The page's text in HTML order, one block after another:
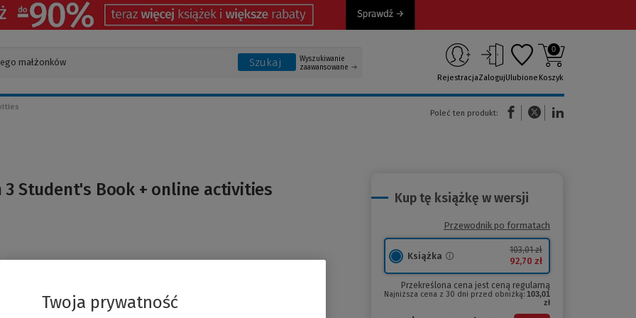
Szukaj
Wyszukiwanie
zaawansowane
RejestracjaZalogujUlubione
0
Koszyk
Poleć ten produkt:
(Nowe okno)(Link do innej strony)
Student's Book + online activities Kup tę książkę w wersji
Przewodnik po formatach
Książka
103,01 zł
92,70 zł
Przekreślona cena jest ceną regularną
Najniższa cena z 30 dni przed obniżką: 103,01
zł
Twoja prywatność